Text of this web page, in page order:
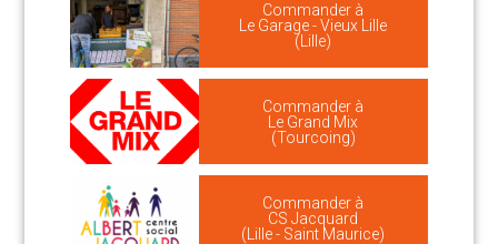
Commander à
Le Garage - Vieux Lille
(Lille)
Commander à
Le Grand Mix
(Tourcoing)
Commander à
CS Jacquard
(Lille - Saint Maurice)